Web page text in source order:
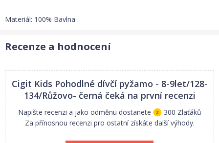
Materiál: 100% Bavlna
Recenze a hodnocení
Cigit Kids Pohodlné dívčí pyžamo - 8-9let/128-
134/Růžovo- černá čeká na první recenzi
Napište recenzi a jako odměnu dostanete
300 Zlaťáků
Za přínosnou recenzi pro ostatní získáte další výhody.